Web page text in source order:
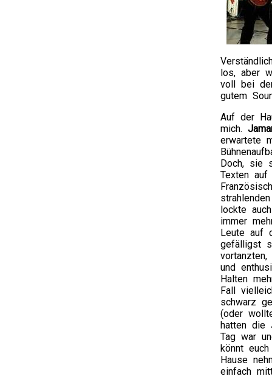
los, aber
voll bei
gutem
Auf der
mich.
erwartete
Doch, sie
Texten auf
lockte
immer
Leute auf
gefälligst
und
Halten
Fall
schwarz
(oder
hatten die
Tag war
könnt
Hause
einfach